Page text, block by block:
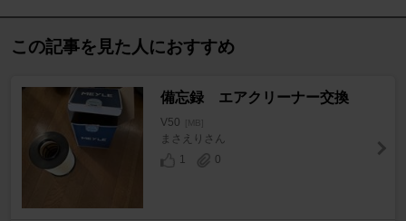
この記事を見た人におすすめ
備忘録 エアクリーナー交換
V50 [MB]
まさえりさん
1
0